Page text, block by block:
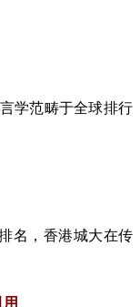
学范畴于全球排行
名，香港城大在传